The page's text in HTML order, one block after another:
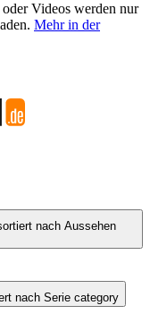
Videos werden nur
Mehr in der
nach Aussehen
nach Serie category